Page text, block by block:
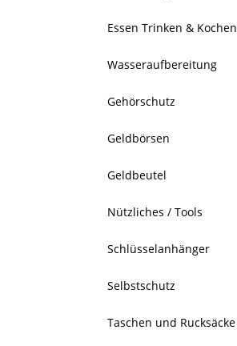
Essen Trinken & Kochen
Wasseraufbereitung
Gehörschutz
Geldbörsen
Geldbeutel
Nützliches / Tools
Schlüsselanhänger
Selbstschutz
Taschen und Rucksäcke